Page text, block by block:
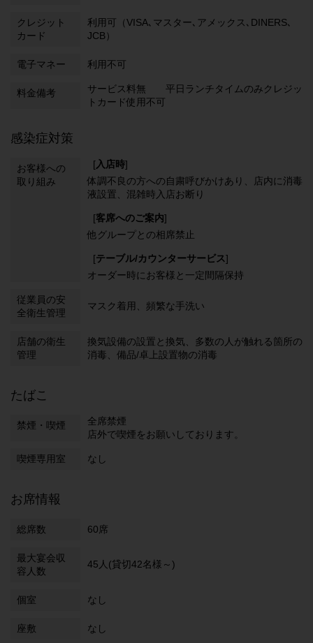
クレジット
カード
利用可（VISA､マスター､アメックス､DINERS､
JCB）
電子マネー 利用不可
料金備考
サービス料無 平日ランチタイムのみクレジッ
トカード使用不可
感染症対策
お客様への
取り組み
[入店時]
体調不良の方への自粛呼びかけあり
店内に消毒
液設置
混雑時入店お断り
[客席へのご案内]
他グループとの相席禁止
[テーブル/カウンターサービス]
オーダー時にお客様と一定間隔保持
従業員の安
全衛生管理
マスク着用 頻繁な手洗い
店舗の衛生
管理
換気設備の設置と換気
多数の人が触れる箇所の
消毒
備品/卓上設置物の消毒
たばこ
禁煙・喫煙
全席禁煙
店外で喫煙をお願いしております。
喫煙専用室 なし
お席情報
総席数 60席
最大宴会収
容人数
45人(貸切42名様～)
個室 なし
座敷 なし